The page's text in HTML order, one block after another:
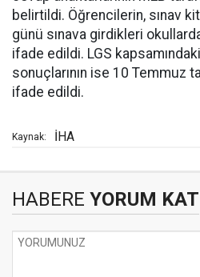
belirtildi. Öğrencilerin, sınav
günü sınava girdikleri
ifade edildi. LGS
sonuçlarının ise 10 Temmuz
ifade edildi.
Kaynak: İHA
HABERE YORUM KAT